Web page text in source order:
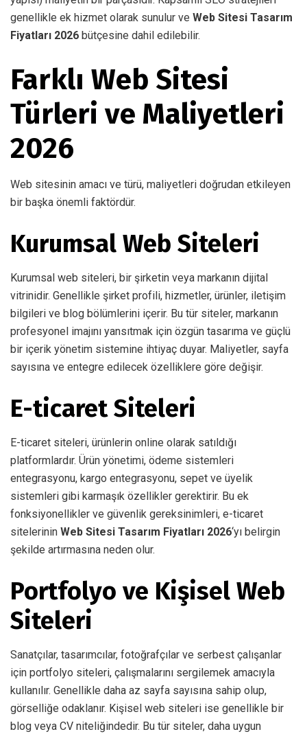
genellikle ek hizmet olarak sunulur ve Web Sitesi Tasarım
Fiyatları 2026 bütçesine dahil edilebilir.
Farklı Web Sitesi
Türleri ve Maliyetleri
2026
Web sitesinin amacı ve türü, maliyetleri doğrudan etkileyen
bir başka önemli faktördür.
Kurumsal Web Siteleri
Kurumsal web siteleri, bir şirketin veya markanın dijital
vitrinidir. Genellikle şirket profili, hizmetler, ürünler, iletişim
bilgileri ve blog bölümlerini içerir. Bu tür siteler, markanın
profesyonel imajını yansıtmak için özgün tasarıma ve güçlü
bir içerik yönetim sistemine ihtiyaç duyar. Maliyetler, sayfa
sayısına ve entegre edilecek özelliklere göre değişir.
E-ticaret Siteleri
E-ticaret siteleri, ürünlerin online olarak satıldığı
platformlardır. Ürün yönetimi, ödeme sistemleri
entegrasyonu, kargo entegrasyonu, sepet ve üyelik
sistemleri gibi karmaşık özellikler gerektirir. Bu ek
fonksiyonellikler ve güvenlik gereksinimleri, e-ticaret
sitelerinin Web Sitesi Tasarım Fiyatları 2026‘yı belirgin
şekilde artırmasına neden olur.
Portfolyo ve Kişisel Web
Siteleri
Sanatçılar, tasarımcılar, fotoğrafçılar ve serbest çalışanlar
için portfolyo siteleri, çalışmalarını sergilemek amacıyla
kullanılır. Genellikle daha az sayfa sayısına sahip olup,
görselliğe odaklanır. Kişisel web siteleri ise genellikle bir
blog veya CV niteliğindedir. Bu tür siteler, daha uygun